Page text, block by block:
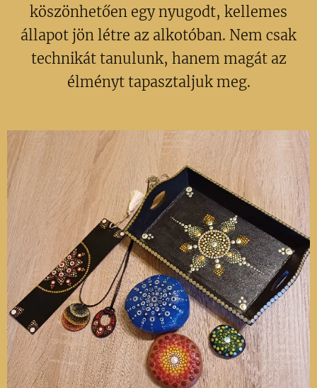
köszönhetően egy nyugodt, kellemes
állapot jön létre az alkotóban. Nem csak
technikát tanulunk, hanem magát az
élményt tapasztaljuk meg.